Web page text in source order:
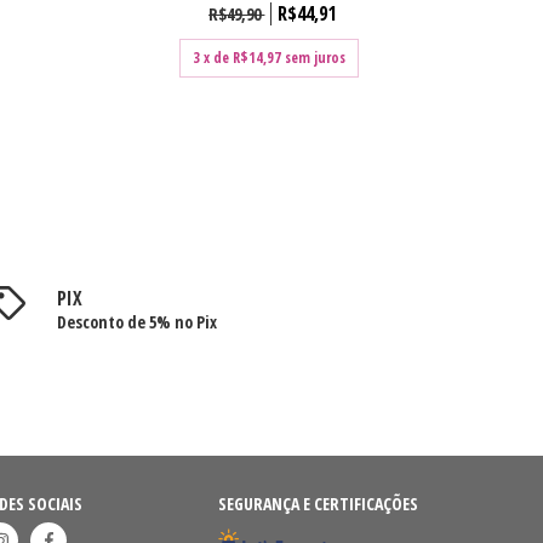
R$49,90 R$44,91
3x de R$14,97 sem juros
PIX
Desconto de 5% no Pix
SOCIAIS SEGURANÇA E CERTIFICAÇÕES